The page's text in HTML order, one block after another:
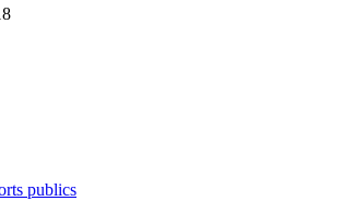
publics